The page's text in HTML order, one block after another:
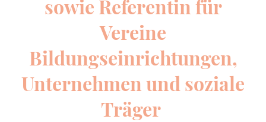
sowie Referentin für
Vereine
Bildungseinrichtungen,
Unternehmen und soziale
Träger